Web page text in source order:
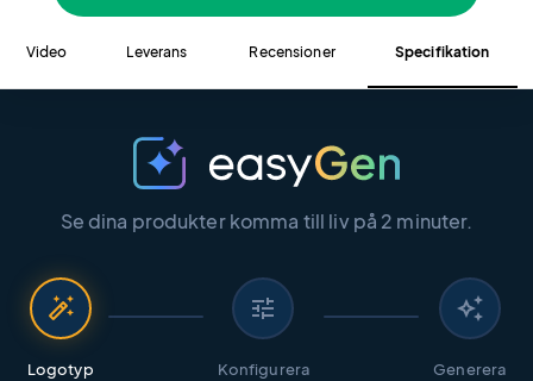
Video Leverans Recensioner Specifikation
Se dina produkter komma till liv på 2 minuter.
auto_fix_high
Logotyp
tune
Konfigurera
auto_awesome
Generera